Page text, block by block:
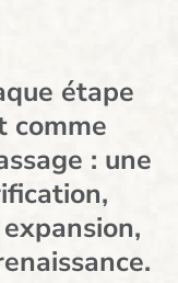
étape
comme
: une